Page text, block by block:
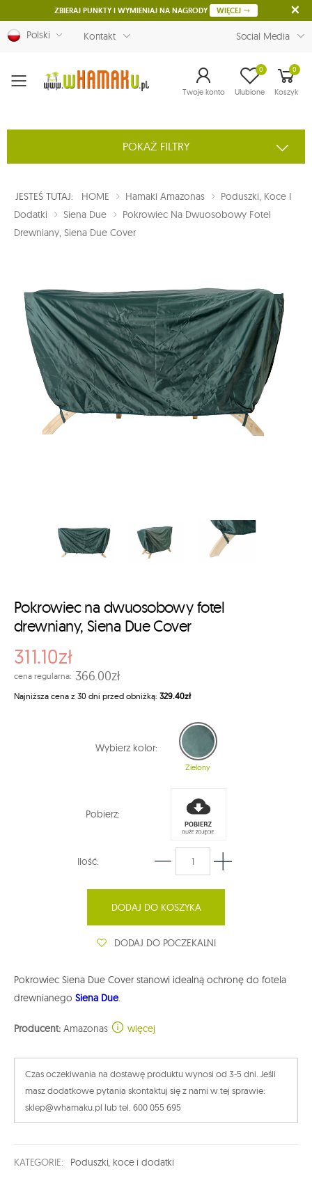
ZBIERAJ PUNKTY I WYMIENIAJ NA NAGRODY WIĘCEJ
Polski Kontakt Social Media
Menu Twoje konto Ulubione
0 0
Koszyk
POKAŻ FILTRY
JESTEŚ TUTAJ: HOME Hamaki Amazonas
Poduszki, Koce I
Dodatki
Siena Due
Pokrowiec Na Dwuosobowy Fotel
Drewniany, Siena Due Cover
Pokrowiec na dwuosobowy fotel
drewniany, Siena Due Cover
311.10zł
cena regularna: 366.00zł
Najniższa cena z 30 dni przed obniżką: 329.40zł
Wybierz kolor:
Zielony
Pobierz:
Ilość:
DODAJ DO KOSZYKA
DODAJ DO POCZEKALNI
Pokrowiec Siena Due Cover stanowi idealną ochronę do fotela
drewnianego Siena Due.
Producent: Amazonas więcej
Czas oczekiwania na dostawę produktu wynosi od 3-5 dni. Jeśli
masz dodatkowe pytania skontaktuj się z nami w tej sprawie:
sklep@whamaku.pl lub tel. 600 055 695
KATEGORIE: Poduszki, koce i dodatki